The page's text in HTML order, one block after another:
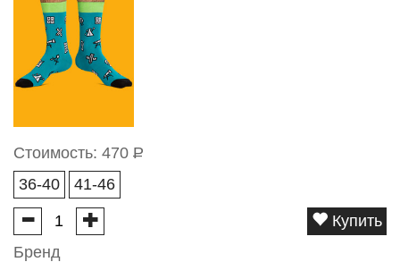
Стоимость: 470 Р
36-40
41-46
Купить
Бренд